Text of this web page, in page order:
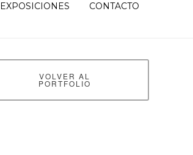
EXPOSICIONES CONTACTO
VOLVER AL
PORTFOLIO